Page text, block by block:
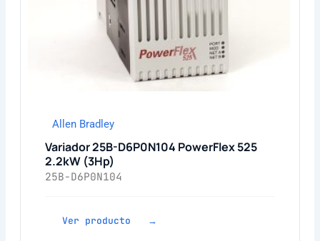
Allen Bradley
Variador 25B-D6P0N104 PowerFlex 525
2.2kW (3Hp)
25B-D6P0N104
Ver producto →